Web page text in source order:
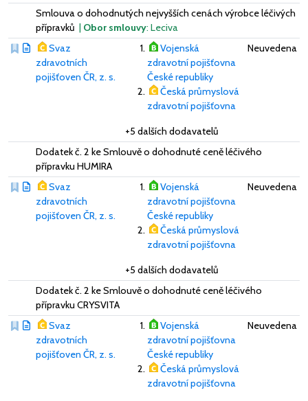
Smlouva o dohodnutých nejvyšších cenách výrobce léčivých
přípravků | Obor smlouvy: Leciva
Svaz
zdravotních
pojišťoven ČR, z. s.
Vojenská
zdravotní pojišťovna
České republiky
Česká průmyslová
zdravotní pojišťovna
+5 dalších dodavatelů
Neuvedena
Dodatek č. 2 ke Smlouvě o dohodnuté ceně léčivého
přípravku HUMIRA
Svaz
zdravotních
pojišťoven ČR, z. s.
Vojenská
zdravotní pojišťovna
České republiky
Česká průmyslová
zdravotní pojišťovna
+5 dalších dodavatelů
Neuvedena
Dodatek č. 2 ke Smlouvě o dohodnuté ceně léčivého
přípravku CRYSVITA
Svaz
zdravotních
pojišťoven ČR, z. s.
Vojenská
zdravotní pojišťovna
České republiky
Česká průmyslová
zdravotní pojišťovna
Neuvedena